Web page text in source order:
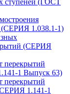
ступеней (ГОСТ
1.038.1-1)
(СЕРИЯ
перекрытий
1 Выпуск 63)
перекрытий
1.141-1